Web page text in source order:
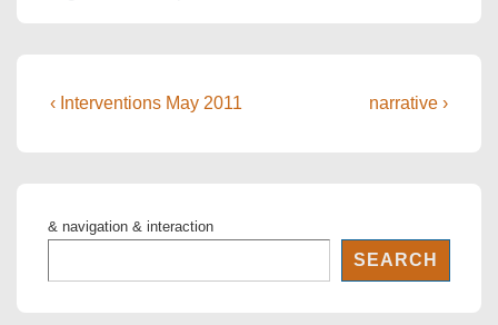
Post
Previous
‹ Interventions May 2011
Next
narrative ›
& navigation & interaction
SEARCH